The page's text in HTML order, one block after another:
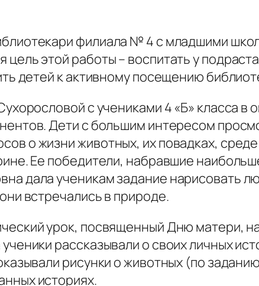
филиала № 4 с младшими
этой работы – воспитать у
детей к активному посещению
с учениками 4 «Б» класса в
Дети с большим интересом
о жизни животных, их повадках,
Ее победители, набравшие
дала ученикам задание нарисовать
встречались в природе.
урок, посвященный Дню матери,
рассказывали о своих личных
рисунки о животных (по
историях.